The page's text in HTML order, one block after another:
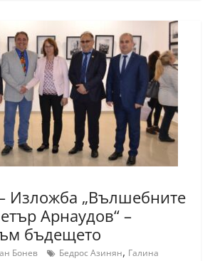
Изложба „Вълшебните
Арнаудов“ –
бъдещето
Бонев Бедрос Азинян, Галина